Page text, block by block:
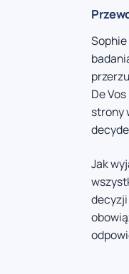
De
strony
Jak
decyzji